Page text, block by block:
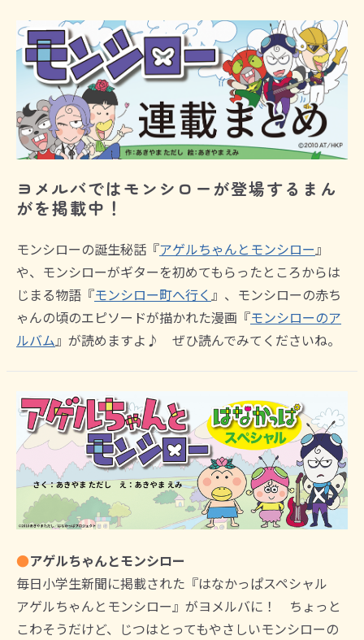
ヨメルバではモンシローが登場するまん
がを掲載中！
モンシローの誕生秘話『アゲルちゃんとモンシロー 』
や、モンシローがギターを初めてもらったところからは
じまる物語『モンシロー町へ行く 』、 モンシローの赤ち
ゃんの頃のエピソードが描かれた漫画『モンシローのア
ルバム』 が読めますよ♪ ぜひ読んでみてくださいね。
●アゲルちゃんとモンシロー
毎日小学生新聞に掲載された『はなかっぱスペシャル
アゲルちゃんとモンシロー』がヨメルバに！ ちょっと
こわそうだけど、じつはとってもやさしいモンシローの